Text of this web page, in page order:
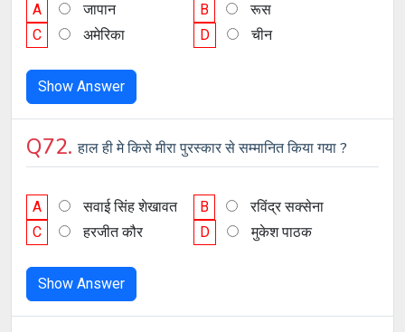
A जापान B
रूस
C
अमेरिका D चीन
Show Answer
Q72.हाल ही मे किसे मीरा पुरस्कार से सम्मानित किया गया ?
A सवाई सिंह शेखावत B
रविंद्र सक्सेना
C
हरजीत कौर D मुकेश पाठक
Show Answer